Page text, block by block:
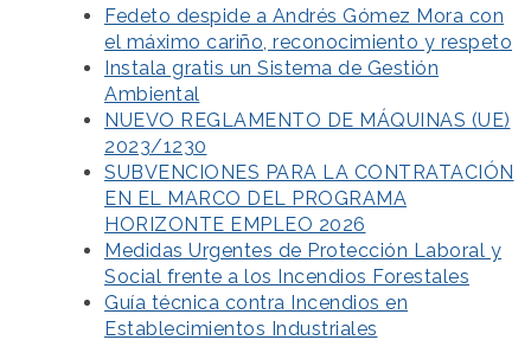
Fedeto despide a Andrés Gómez Mora con
el máximo cariño, reconocimiento y respeto
Instala gratis un Sistema de Gestión
Ambiental
NUEVO REGLAMENTO DE MÁQUINAS (UE)
2023/1230
SUBVENCIONES PARA LA CONTRATACIÓN
EN EL MARCO DEL PROGRAMA
HORIZONTE EMPLEO 2026
Medidas Urgentes de Protección Laboral y
Social frente a los Incendios Forestales
Guía técnica contra Incendios en
Establecimientos Industriales